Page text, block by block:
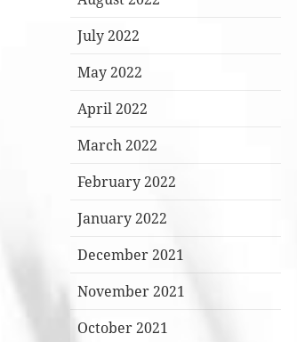
July 2022
May 2022
April 2022
March 2022
February 2022
January 2022
December 2021
November 2021
October 2021